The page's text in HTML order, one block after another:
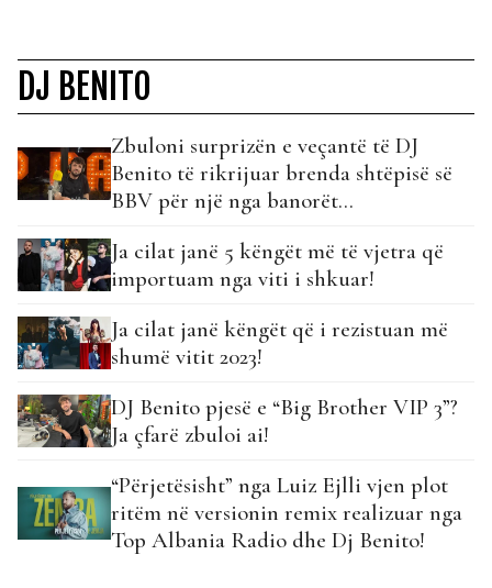
DJ BENITO
Zbuloni surprizën e veçantë të DJ
Benito të rikrijuar brenda shtëpisë së
BBV për një nga banorët…
Ja cilat janë 5 këngët më të vjetra që
importuam nga viti i shkuar!
Ja cilat janë këngët që i rezistuan më
shumë vitit 2023!
DJ Benito pjesë e “Big Brother VIP 3”?
Ja çfarë zbuloi ai!
“Përjetësisht” nga Luiz Ejlli vjen plot
ritëm në versionin remix realizuar nga
Top Albania Radio dhe Dj Benito!